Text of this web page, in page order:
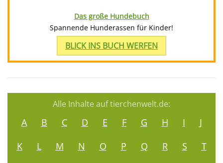
Das große Hundebuch
Spannende Hunderassen für Kinder!
BLICK INS BUCH WERFEN
Alle Inhalte auf tierchenwelt.de:
A B C D E F G H I
J
K
L M N O P Q R S
T